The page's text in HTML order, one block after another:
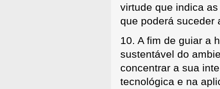
virtude que indica
que poderá suceder
10. A fim de guiar a
sustentável do
concentrar a sua
tecnológica e na